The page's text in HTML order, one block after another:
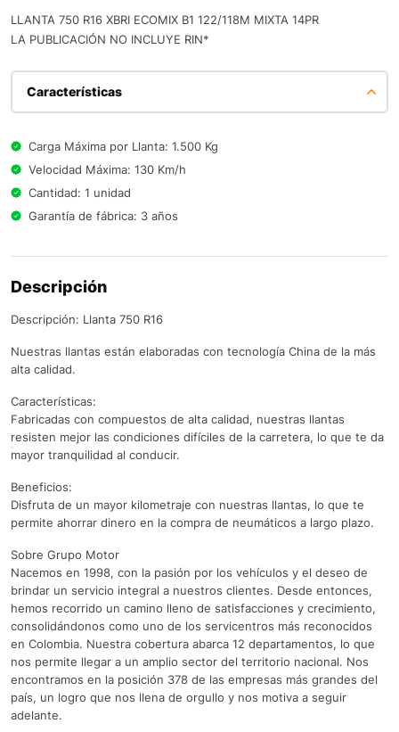
LLANTA 750 R16 XBRI ECOMIX B1 122/118M MIXTA 14PR
LA PUBLICACIÓN NO INCLUYE RIN*
Características
Carga Máxima por Llanta: 1.500 Kg
Velocidad Máxima: 130 Km/h
Cantidad: 1 unidad
Garantía de fábrica: 3 años
Descripción
Descripción: Llanta 750 R16
Nuestras llantas están elaboradas con tecnología China de la más
alta calidad.
Características:
Fabricadas con compuestos de alta calidad, nuestras llantas
resisten mejor las condiciones difíciles de la carretera, lo que te da
mayor tranquilidad al conducir.
Beneficios:
Disfruta de un mayor kilometraje con nuestras llantas, lo que te
permite ahorrar dinero en la compra de neumáticos a largo plazo.
Sobre Grupo Motor
Nacemos en 1998, con la pasión por los vehículos y el deseo de
brindar un servicio integral a nuestros clientes. Desde entonces,
hemos recorrido un camino lleno de satisfacciones y crecimiento,
consolidándonos como uno de los servicentros más reconocidos
en Colombia. Nuestra cobertura abarca 12 departamentos, lo que
nos permite llegar a un amplio sector del territorio nacional. Nos
encontramos en la posición 378 de las empresas más grandes del
país, un logro que nos llena de orgullo y nos motiva a seguir
adelante.